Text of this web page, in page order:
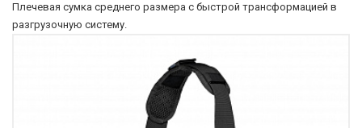
Плечевая сумка среднего размера с быстрой трансформацией в
разгрузочную систему.